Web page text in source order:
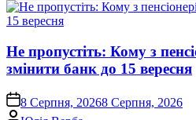
Не пропустіть: Кому з
змінити банк до 15 вересня
on8 Серпня, 20268 Серпня, 2026
Опубліковано